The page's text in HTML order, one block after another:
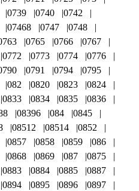
0739 0740
0742
07468 0747
0748
0765 0766
0767
0772 0773 0774
0776
0791 0794
0795
082 0820 0823
0824
0833 0834 0835
0836
08396 084
0845
08512 08514
0852
0857 0858 0859
086
0868 0869 087
0875
0883 0884 0885
0887
0894 0895 0896
0897